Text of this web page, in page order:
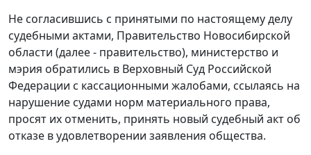
Не согласившись с принятыми по настоящему делу
судебными актами, Правительство Новосибирской
области (далее - правительство), министерство и
мэрия обратились в Верховный Суд Российской
Федерации с кассационными жалобами, ссылаясь на
нарушение судами норм материального права,
просят их отменить, принять новый судебный акт об
отказе в удовлетворении заявления общества.